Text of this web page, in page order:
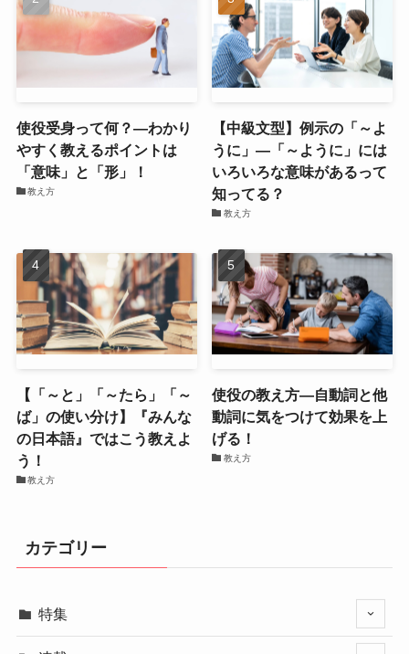
使役受身って何？―わかり
やすく教えるポイントは
「意味」と「形」！
教え方
【中級文型】例示の「～よ
うに」―「～ように」には
いろいろな意味があるって
知ってる？
教え方
【「～と」「～たら」「～
ば」の使い分け】『みんな
の日本語』ではこう教えよ
う！
教え方
使役の教え方―自動詞と他
動詞に気をつけて効果を上
げる！
教え方
カテゴリー
特集